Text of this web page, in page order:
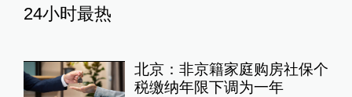
24小时最热
北京：非京籍家庭购房社保个
税缴纳年限下调为一年